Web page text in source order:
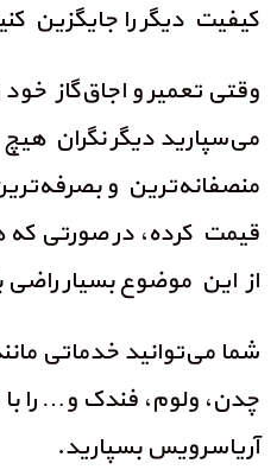
کیفیت دیگر را جایگزین
وقتی تعمیر و اجاق‌گاز
می‌سپارید دیگر نگران هیچ
منصفانه‌ترین و
قیمت کرده، در صورتی
از این موضوع بسیار راضی
شما می‌توانید خدماتی
چدن، ولوم، فندک و… را
آریاسرویس بسپارید.